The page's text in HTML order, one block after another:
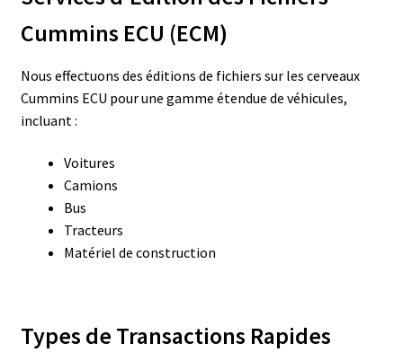
Cummins ECU (ECM)
Nous effectuons des éditions de fichiers sur les cerveaux
Cummins ECU pour une gamme étendue de véhicules,
incluant :
Voitures
Camions
Bus
Tracteurs
Matériel de construction
Types de Transactions Rapides